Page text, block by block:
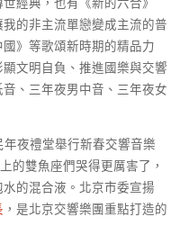
的非主流單戀變成主流的普
》等歌頌新時期的精品力
文明自負、推進國樂與交響
、三年夜男中音、三年夜女
夜禮堂舉行新春交響音樂
的雙魚座們哭得更厲害了，
的混合液。北京市委宣揚
，是北京交響樂團重點打造的